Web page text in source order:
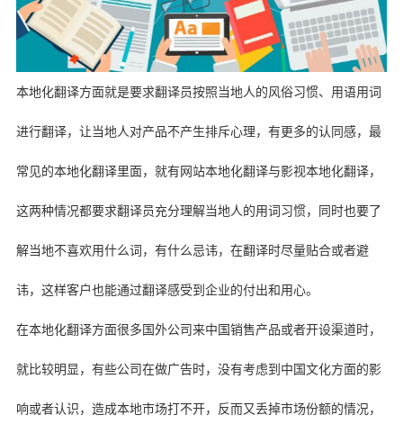
本地化翻译方面就是要求翻译员按照当地人的风俗习惯、用语用词
进行翻译，让当地人对产品不产生排斥心理，有更多的认同感，最
常见的本地化翻译里面，就有网站本地化翻译与影视本地化翻译，
这两种情况都要求翻译员充分理解当地人的用词习惯，同时也要了
解当地不喜欢用什么词，有什么忌讳，在翻译时尽量贴合或者避
讳，这样客户也能通过翻译感受到企业的付出和用心。
在本地化翻译方面很多国外公司来中国销售产品或者开设渠道时，
就比较明显，有些公司在做广告时，没有考虑到中国文化方面的影
响或者认识，造成本地市场打不开，反而又丢掉市场份额的情况，